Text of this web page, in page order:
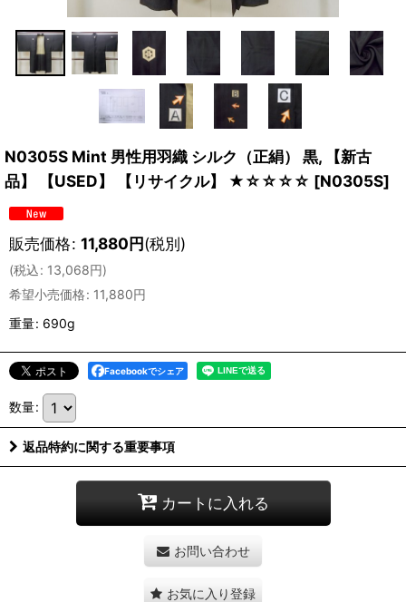
N0305S Mint 男性用羽織 シルク（正絹） 黒, 【新古
品】 【USED】 【リサイクル】 ★☆☆☆☆ [N0305S]
販売価格: 11,880円(税別)
(税込: 13,068円)
希望小売価格: 11,880円
重量: 690g
Facebookでシェア
数量:
返品特約に関する重要事項
カートに入れる
お問い合わせ
お気に入り登録